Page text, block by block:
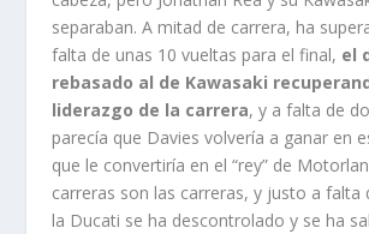
separaban. A mitad de carrera, ha
falta de unas 10 vueltas para el final, el
rebasado al de Kawasaki
liderazgo de la carrera, y a falta de
parecía que Davies volvería a ganar en
que le convertiría en el “rey” de
carreras son las carreras, y justo a falta
la Ducati se ha descontrolado y se ha